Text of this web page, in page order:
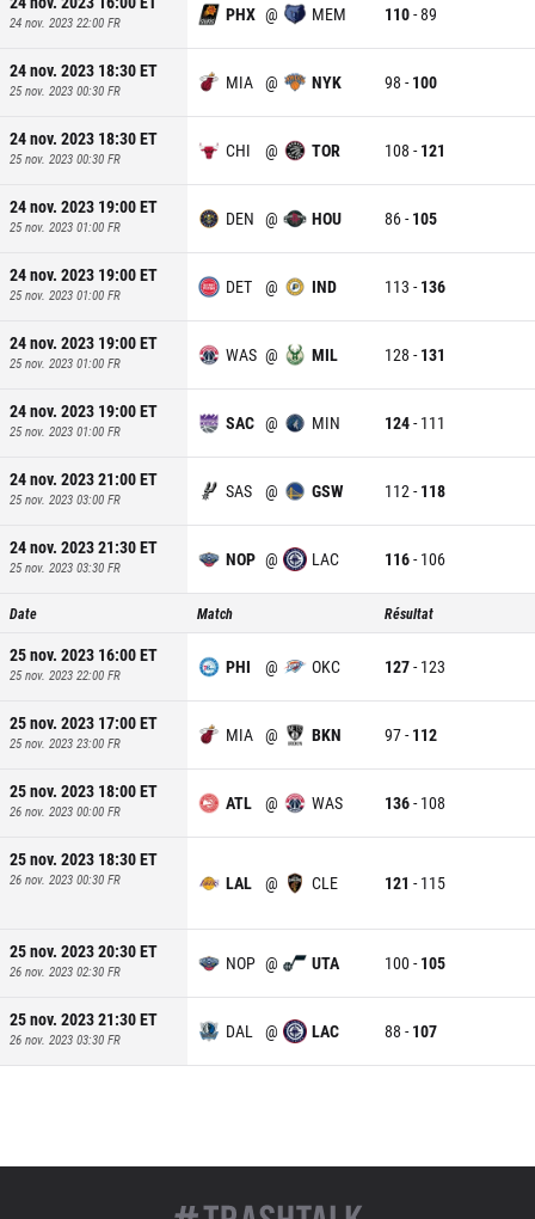
24 nov. 2023 22:00 FR PHX @ MEM 110-89
24 nov. 2023 18:30ET
25 nov. 2023 00:30 FR MIA @ NYK 98 - 100
24 nov. 2023 18:30ET
25 nov. 2023 00:30 FR CHI @ TOR 108 - 121
24 nov. 2023 19:00ET
25 nov. 2023 01:00 FR DEN @ HOU 86- 105
24 nov. 2023 19:00ET
25 nov. 2023 01:00 FR DET @ IND 113 - 136
24 nov. 2023 19:00ET
25 nov. 2023 01:00 FR WAS @ MIL 128 - 131
24 nov. 2023 19:00ET
25 nov. 2023 01:00 FR SAC @ MIN 124- 111
24 nov. 2023 21:00ET
25 nov. 2023 03:00 FR SAS @ GSW 112- 118
24 nov. 2023 21:30ET
25 nov. 2023 03:30 FR NOP @ LAC 116- 106
Date Match Résultat
25 nov. 2023 16:00ET
25 nov. 2023 22:00 FR PHI @ OKC 127- 123
25 nov. 2023 17:00ET
25 nov. 2023 23:00 FR MIA @ BKN 97- 112
25 nov. 2023 18:00ET
26 nov. 2023 00:00 FR ATL @ WAS 136- 108
25 nov. 2023 18:30ET
26 nov. 2023 00:30 FR LAL @ CLE 121 - 115
25 nov. 2023 20:30ET
26 nov. 2023 02:30 FR NOP @ UTA 100- 105
25 nov. 2023 21:30ET
26 nov. 2023 03:30 FR DAL @ LAC 88 - 107